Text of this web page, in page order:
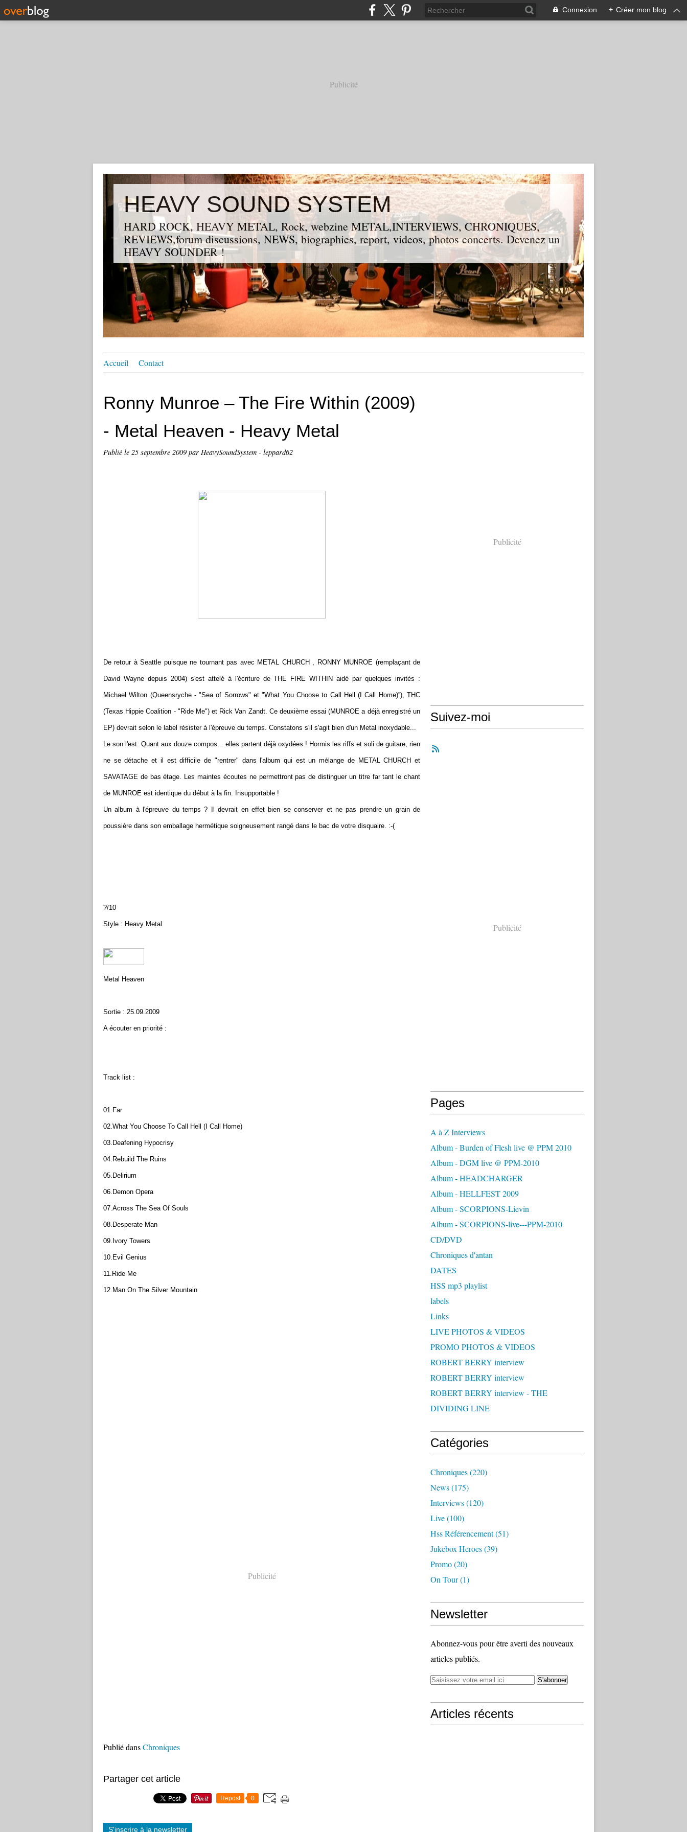
Connexion + Créer mon blog
Publicité
HEAVY SOUND SYSTEM
HARD ROCK, HEAVY METAL, Rock, webzine METAL,INTERVIEWS, CHRONIQUES,
REVIEWS,forum discussions, NEWS, biographies, report, videos, photos concerts. Devenez un
HEAVY SOUNDER !
Accueil Contact
Ronny Munroe – The Fire Within (2009)
- Metal Heaven - Heavy Metal
Publié le 25 septembre 2009 par HeavySoundSystem - leppard62
De retour à Seattle puisque ne tournant pas avec METAL CHURCH , RONNY MUNROE (remplaçant de
David Wayne depuis 2004) s'est attelé à l'écriture de THE FIRE WITHIN aidé par quelques invités :
Michael Wilton (Queensryche - "Sea of Sorrows" et "What You Choose to Call Hell (I Call Home)”), THC
(Texas Hippie Coalition - "Ride Me") et Rick Van Zandt. Ce deuxième essai (MUNROE a déjà enregistré un
EP) devrait selon le label résister à l'épreuve du temps. Constatons s'il s'agit bien d'un Metal inoxydable...
Le son l'est. Quant aux douze compos... elles partent déjà oxydées ! Hormis les riffs et soli de guitare, rien
ne se détache et il est difficile de "rentrer" dans l'album qui est un mélange de METAL CHURCH et
SAVATAGE de bas étage. Les maintes écoutes ne permettront pas de distinguer un titre far tant le chant
de MUNROE est identique du début à la fin. Insupportable !
Un album à l'épreuve du temps ? Il devrait en effet bien se conserver et ne pas prendre un grain de
poussière dans son emballage hermétique soigneusement rangé dans le bac de votre disquaire. :-(
?/10
Style : Heavy Metal
Metal Heaven
Sortie : 25.09.2009
A écouter en priorité :
Track list :
01.Far
02.What You Choose To Call Hell (I Call Home)
03.Deafening Hypocrisy
04.Rebuild The Ruins
05.Delirium
06.Demon Opera
07.Across The Sea Of Souls
08.Desperate Man
09.Ivory Towers
10.Evil Genius
11.Ride Me
12.Man On The Silver Mountain
Publicité
Publié dansChroniques
Partager cet article
Repost 0
S'inscrire à la newsletter
Publicité
Suivez-moi
Publicité
Pages
A à Z Interviews
Album - Burden of Flesh live @ PPM 2010
Album - DGM live @ PPM-2010
Album - HEADCHARGER
Album - HELLFEST 2009
Album - SCORPIONS-Lievin
Album - SCORPIONS-live---PPM-2010
CD/DVD
Chroniques d'antan
DATES
HSS mp3 playlist
labels
Links
LIVE PHOTOS & VIDEOS
PROMO PHOTOS & VIDEOS
ROBERT BERRY interview
ROBERT BERRY interview
ROBERT BERRY interview - THE
DIVIDING LINE
Catégories
Chroniques(220)
News(175)
Interviews(120)
Live(100)
Hss Référencement(51)
Jukebox Heroes(39)
Promo(20)
On Tour(1)
Newsletter
Abonnez-vous pour être averti des nouveaux
articles publiés.
Articles récents